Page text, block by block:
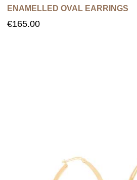
ENAMELLED OVAL EARRINGS
€165.00